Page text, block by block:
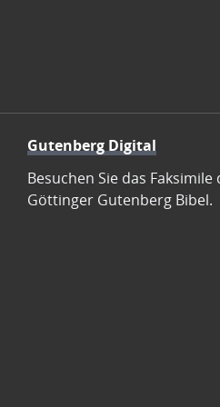
Gutenberg Digital
Besuchen Sie das Faksimile
Göttinger Gutenberg Bibel.